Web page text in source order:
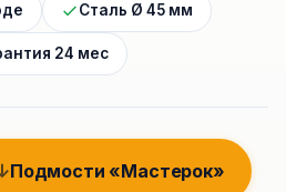
Сталь Ø 45 мм
24 мес
Подмости «Мастерок»